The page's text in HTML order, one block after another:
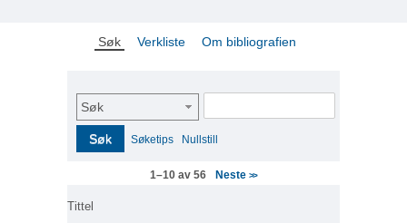
Søk Verkliste Om bibliografien
Søk
Søk Søketips Nullstill
1–10 av 56 Neste>>
Tittel